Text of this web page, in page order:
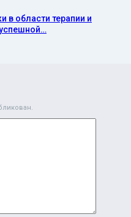
в области терапии и